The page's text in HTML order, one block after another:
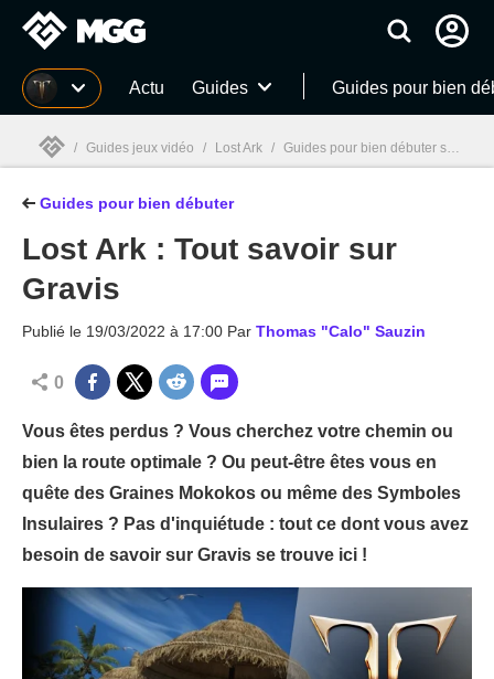
MGG Actu Guides Guides pour bien
MGG
/ Guides jeux vidéo / Lost Ark / Guides pour bien débuter sur Lost Ark
Guides pour bien débuter
Lost Ark : Tout savoir sur
Gravis
Publié le 19/03/2022 à 17:00 Par Thomas "Calo" Sauzin
0
Vous êtes perdus ? Vous cherchez votre chemin ou
bien la route optimale ? Ou peut-être êtes vous en
quête des Graines Mokokos ou même des Symboles
Insulaires ? Pas d'inquiétude : tout ce dont vous avez
besoin de savoir sur Gravis se trouve ici !